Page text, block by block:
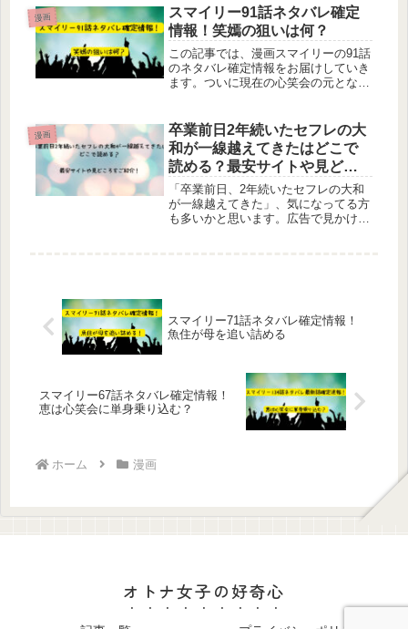
さしかかり、次々明かされる謎に背筋
が凍る思いをしている方も多いはず。
漫...
漫画
スマイリー91話ネタバレ確定
情報！笑嫣の狙いは何？
この記事では、漫画スマイリーの91話
のネタバレ確定情報をお届けしていき
ます。ついに現在の心笑会の元となる
に明かされました。そして笑嫣と名乗
ることにした艶華が「次は私の望み
を...
漫画
卒業前日2年続いたセフレの大
和が一線越えてきたはどこで
読める？最安サイトや見どこ
ろをご紹介！
「卒業前日、2年続いたセフレの大和
が一線越えてきた」、気になってる方
も多いかと思います。広告で見かける
スマイリー71話ネタバレ確定情報！
魚住が母を追い詰める
スマイリー67話ネタバレ確定情報！
恵は心笑会に単身乗り込む？
ホーム 漫画
オトナ女子の好奇心